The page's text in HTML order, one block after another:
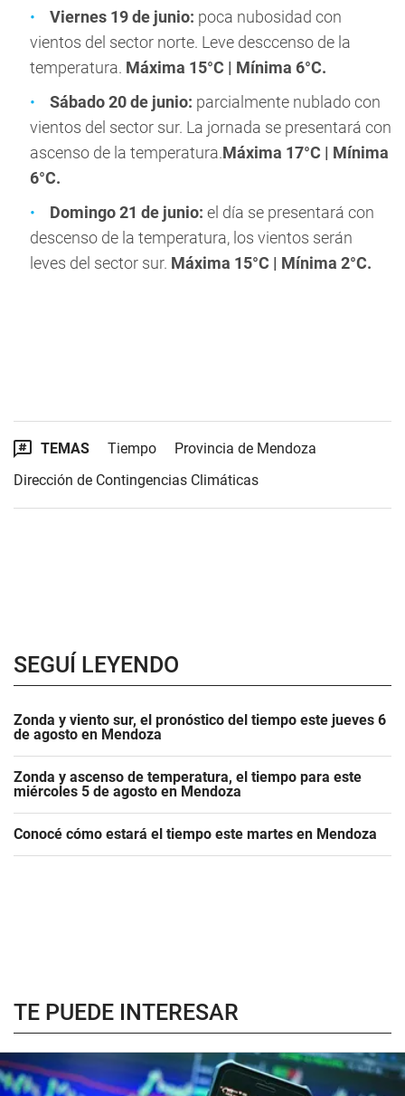
Viernes 19 de junio: poca nubosidad con
vientos del sector norte. Leve desccenso de la
temperatura. Máxima 15°C | Mínima 6°C.
Sábado 20 de junio: parcialmente nublado con
vientos del sector sur. La jornada se presentará con
ascenso de la temperatura.Máxima 17°C | Mínima
6°C.
Domingo 21 de junio: el día se presentará con
descenso de la temperatura, los vientos serán
leves del sector sur. Máxima 15°C | Mínima 2°C.
TEMAS Tiempo
Provincia de Mendoza
Dirección de Contingencias Climáticas
SEGUÍ LEYENDO
Zonda y viento sur, el pronóstico del tiempo este jueves 6
de agosto en Mendoza
Zonda y ascenso de temperatura, el tiempo para este
miércoles 5 de agosto en Mendoza
Conocé cómo estará el tiempo este martes en Mendoza
TE PUEDE INTERESAR